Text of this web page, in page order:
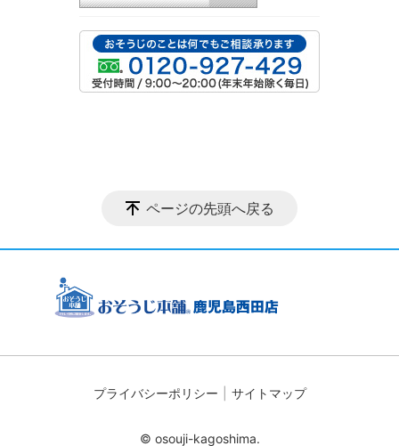
ページの先頭へ戻る
プライバシーポリシー サイトマップ
© osouji-kagoshima.